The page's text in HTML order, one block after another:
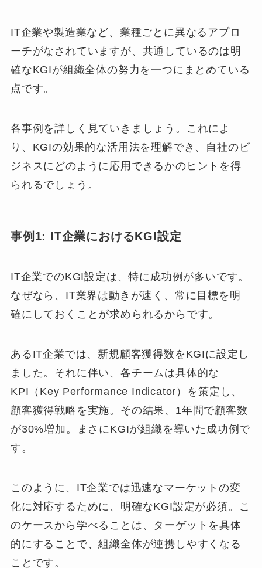
IT企業や製造業など、業種ごとに異なるアプロ
ーチがなされていますが、共通しているのは明
確なKGIが組織全体の努力を一つにまとめている
点です。
各事例を詳しく見ていきましょう。これによ
り、KGIの効果的な活用法を理解でき、自社のビ
ジネスにどのように応用できるかのヒントを得
られるでしょう。
事例1: IT企業におけるKGI設定
IT企業でのKGI設定は、特に成功例が多いです。
なぜなら、IT業界は動きが速く、常に目標を明
確にしておくことが求められるからです。
あるIT企業では、新規顧客獲得数をKGIに設定し
ました。それに伴い、各チームは具体的な
KPI（Key Performance Indicator）を策定し、
顧客獲得戦略を実施。その結果、1年間で顧客数
が30%増加。まさにKGIが組織を導いた成功例で
す。
このように、IT企業では迅速なマーケットの変
化に対応するために、明確なKGI設定が必須。こ
のケースから学べることは、ターゲットを具体
的にすることで、組織全体が連携しやすくなる
ことです。